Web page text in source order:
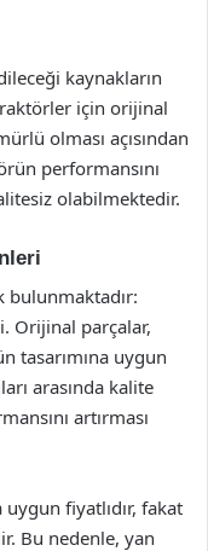
kaynakların
için orijinal
olması açısından
performansını
olabilmektedir.
bulunmaktadır:
Orijinal parçalar,
tasarımına uygun
arasında kalite
artırması
fiyatlıdır, fakat
Bu nedenle, yan